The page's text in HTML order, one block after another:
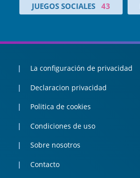
JUEGOS SOCIALES 43
La configuración de privacidad
Declaracion privacidad
Politica de cookies
Condiciones de uso
Sobre nosotros
Contacto